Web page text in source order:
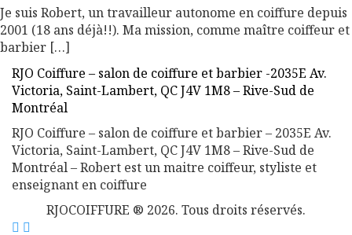
Je suis Robert, un travailleur autonome en coiffure depuis
2001 (18 ans déjà!!). Ma mission, comme maître coiffeur et
barbier […]
RJO Coiffure – salon de coiffure et barbier -2035E Av.
Victoria, Saint-Lambert, QC J4V 1M8 – Rive-Sud de
Montréal
RJO Coiffure – salon de coiffure et barbier – 2035E Av.
Victoria, Saint-Lambert, QC J4V 1M8 – Rive-Sud de
Montréal – Robert est un maitre coiffeur, styliste et
enseignant en coiffure
RJOCOIFFURE ® 2026. Tous droits réservés.